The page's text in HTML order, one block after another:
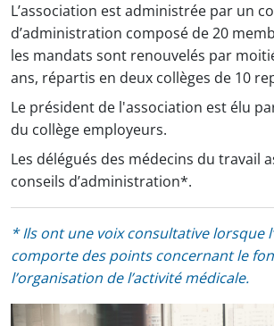
L’association est administrée par un
d’administration composé de 20
les mandats sont renouvelés par
ans, répartis en deux collèges de 10
Le président de l'association est élu
du collège employeurs.
Les délégués des médecins du travail
conseils d’administration*.
* Ils ont une voix consultative lorsque
comporte des points concernant le
l’organisation de l’activité médicale.